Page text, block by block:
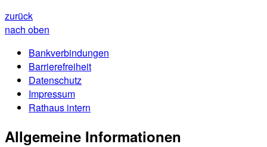
zurück
nach oben
Bankverbindungen
Barrierefreiheit
Datenschutz
Impressum
Rathaus intern
Allgemeine Informationen